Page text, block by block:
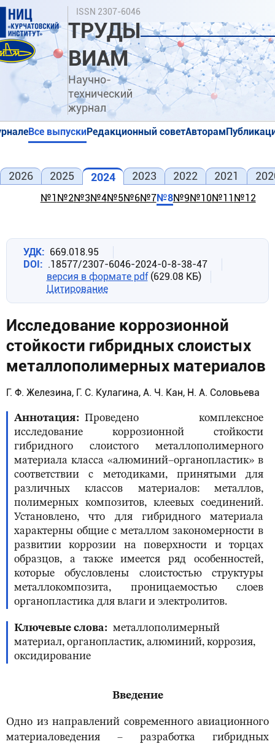
Перейти
основному
содержанию
ISSN 2307-6046
ТРУДЫ
ВИАМ
Научно-
технический
журнал
Поиск
Все выпускиРедакционный советАвторам
2026 2025 2024
№1 №2№3№4№5№6№7№8№9№10№11 №12
2023 2022 2021
УДК
669.018.95
DOI
.18577/2307-6046-2024-0-8-38-47
версия в формате pdf (629.08 КБ)
Цитирование
Исследование коррозионной
стойкости гибридных слоистых
металлополимерных материалов
Г. Ф. Железина, Г. С. Кулагина, А. Ч. Кан, Н. А. Соловьева
Аннотация
Проведено комплексное
исследование коррозионной стойкости
гибридного слоистого металлополимерного
материала класса «алюминий–органопластик» в
соответствии с методиками, принятыми для
различных классов материалов: металлов,
полимерных композитов, клеевых соединений.
Установлено, что для гибридного материала
характерны общие с металлом закономерности в
развитии коррозии на поверхности и торцах
образцов, а также имеется ряд особенностей,
которые обусловлены слоистостью структуры
металлокомпозита, проницаемостью слоев
органопластика для влаги и электролитов.
Ключевые слова
металлополимерный
материал, органопластик, алюминий, коррозия,
оксидирование
Введение
Одно из направлений современного авиационного
материаловедения – разработка гибридных